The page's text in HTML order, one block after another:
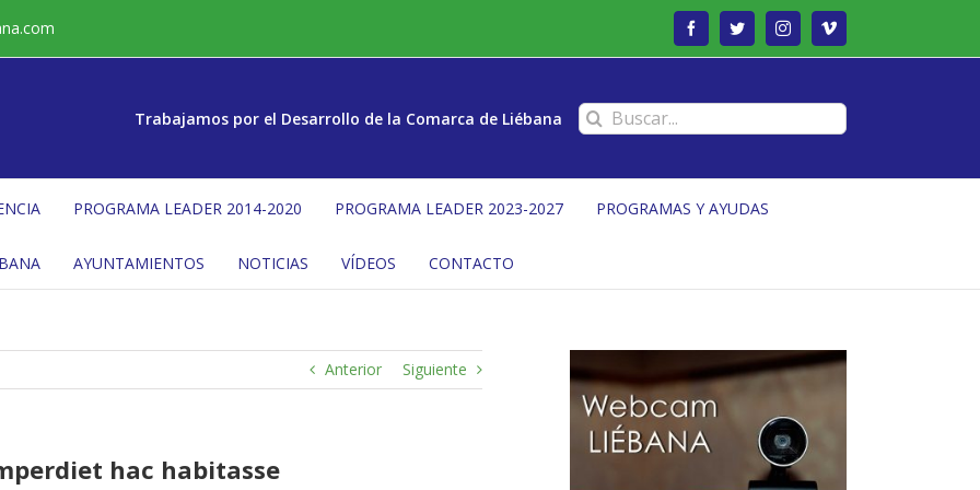
FacebookTwitterInstagramVimeo
Trabajamos por el Desarrollo de la Comarca de Liébana Buscar:
PROGRAMA LEADER 2014-2020 PROGRAMA LEADER 2023-2027 PROGRAMAS Y AYUDAS
AYUNTAMIENTOS NOTICIAS VÍDEOS CONTACTO
Anterior Siguiente
hac habitasse